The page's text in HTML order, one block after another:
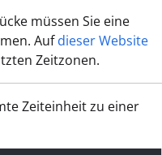
müssen Sie eine
Aufdieser Website
Zeitzonen.
Zeiteinheit zu einer